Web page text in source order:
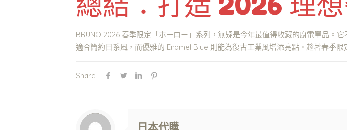
BRUNO 2026 春季限定「ホーロー」系列，無疑是今年最值得收藏的廚電單品。
適合簡約日系風，而優雅的 Enamel Blue 則能為復古工業風增添亮點。趁著春季
Share
Warning
: Trying to access array offset on value of type null in
/www/wwwroot/jpshop.hk/wp-content/themes/betheme/includes/content-single.php
on line
286
日本代購